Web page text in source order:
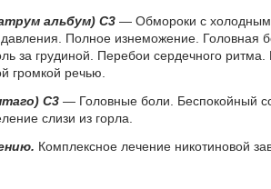
аль­бум) С3 — Об­мо­ро­ки с хо­лод­ным
Пол­ное из­не­мо­же­ние. Го­лов­ная
за гру­ди­ной. Пе­ре­бои сер­деч­но­го
гром­кой ре­чью.
С3 — Го­лов­ные бо­ли. Бес­по­кой­ный
сли­зи из гор­ла.
Комплексное лечение никотиновой